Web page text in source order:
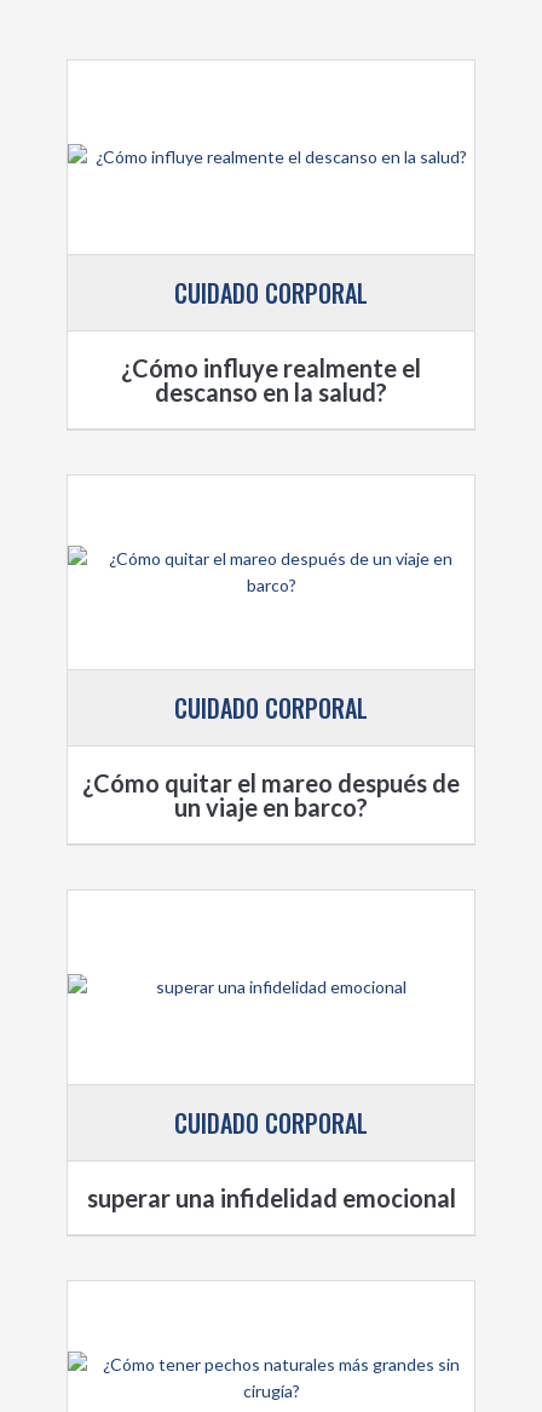
CUIDADO CORPORAL
¿Cómo influye realmente el
descanso en la salud?
CUIDADO CORPORAL
¿Cómo quitar el mareo después de
un viaje en barco?
CUIDADO CORPORAL
superar una infidelidad emocional